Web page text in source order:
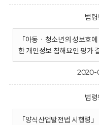
법
「아동ㆍ청소년의 성보호
한 개인정보 침해요인 평가
법
「양식산업발전법 시행령